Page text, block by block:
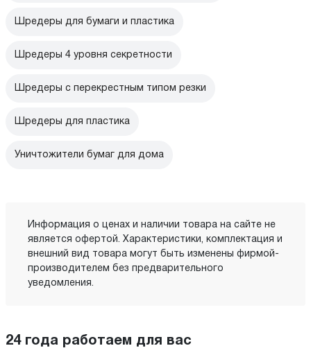
Шредеры для бумаги и пластика
Шредеры 4 уровня секретности
Шредеры с перекрестным типом резки
Шредеры для пластика
Уничтожители бумаг для дома
Информация о ценах и наличии товара на сайте не
является офертой. Характеристики, комплектация и
внешний вид товара могут быть изменены фирмой-
производителем без предварительного
уведомления.
24 года работаем для вас